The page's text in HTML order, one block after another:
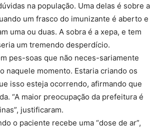
na população. Uma delas é sobre a
um frasco do imunizante é aberto e
uma ou duas. A sobra é a xepa, e tem
um tremendo desperdício.
pes-soas que não neces-sariamente
naquele momento. Estaria criando os
isso esteja ocorrendo, afirmando que
“A maior preocupação da prefeitura é
justificaram.
o paciente recebe uma “dose de ar”,